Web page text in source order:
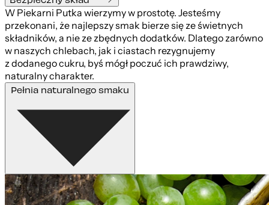
W Piekarni Putka wierzymy w prostotę. Jesteśmy
przekonani, że najlepszy smak bierze się ze świetnych
składników, a nie ze zbędnych dodatków. Dlatego zarówno
w naszych chlebach, jak i ciastach rezygnujemy
z dodanego cukru, byś mógł poczuć ich prawdziwy,
naturalny charakter.
Pełnia naturalnego smaku